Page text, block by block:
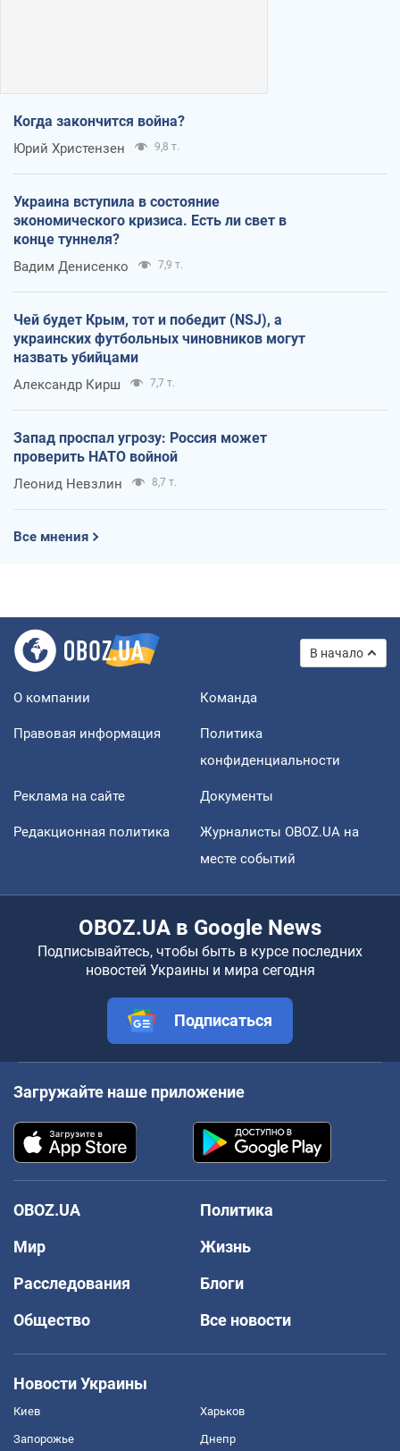
Когда закончится война?
Юрий Христензен 9,8 т.
Украина вступила в состояние
экономического кризиса. Есть ли свет в
конце туннеля?
Вадим Денисенко 7,9 т.
Чей будет Крым, тот и победит (NSJ), а
украинских футбольных чиновников могут
назвать убийцами
Александр Кирш 7,7 т.
Запад проспал угрозу: Россия может
проверить НАТО войной
Леонид Невзлин 8,7 т.
Все мнения
В начало
О компании Команда
Правовая информация
Политика
конфиденциальности
Реклама на сайте Документы
Редакционная политика
Журналисты OBOZ.UA на
месте событий
OBOZ.UA в Google News
Подписывайтесь, чтобы быть в курсе последних
новостей Украины и мира сегодня
Подписаться
Загружайте наше приложение
OBOZ.UA
Политика
Мир
Жизнь
Расследования
Блоги
Общество
Все новости
Новости Украины
Киев Харьков
Запорожье Днепр